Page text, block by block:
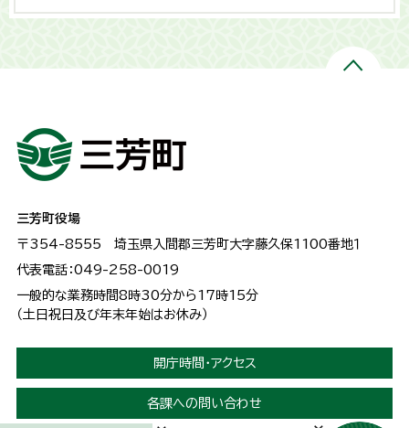
三芳町役場
〒354-8555 埼玉県入間郡三芳町大字藤久保1100番地１
代表電話：049-258-0019
一般的な業務時間8時30分から17時15分
（土日祝日及び年末年始はお休み）
開庁時間・アクセス
各課への問い合わせ